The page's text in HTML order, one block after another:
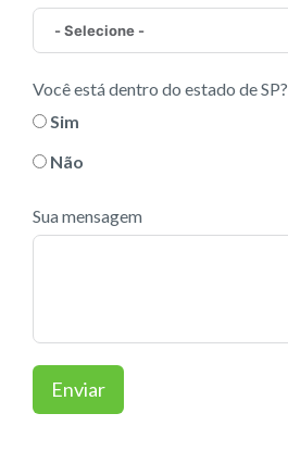
Você está dentro do estado de SP?
Sim
Não
Sua mensagem
Enviar